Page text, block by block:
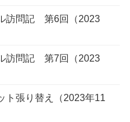
訪問記 第6回（2023
訪問記 第7回（2023
張り替え（2023年11